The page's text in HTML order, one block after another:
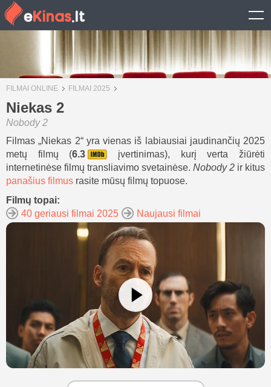
FILMAI ONLINE FILMAI 2025
Niekas 2
Nobody 2
Filmas „Niekas 2“ yra vienas iš labiausiai jaudinančių 2025
metų filmų (6.3
įvertinimas), kurį verta žiūrėti
internetinėse filmų transliavimo svetainėse. Nobody 2 ir kitus
panašius filmus rasite mūsų filmų topuose.
Filmų topai:
40 geriausi filmai 2025
Naujausi filmai